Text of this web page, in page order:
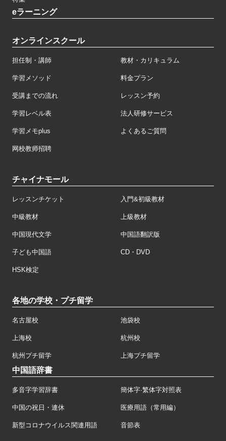
eラーニング
オンラインスクール
担任制・講師 教材・カリキュラム
学習メソッド 料金プラン
受講までの流れ レッスン予約
学習レベル表 法人研修サービス
学習メモplus よくあるご質問
网校教师招聘
チャイナモール
レッスンチケット 入門&初級教材
中級教材 上級教材
中国現代文学 中国語翻訳版
子ども中国語 CD・DVD
HSK検定
各地の学校・プチ留学
名古屋校 池袋校
上海校 杭州校
杭州プチ留学 上海プチ留学
中国語辞書
多音字学習辞書 簡体字·繁体字対照表
中国の祝日・連休 医療用語（常用編）
新型コロナウイルス関連用語 音節表